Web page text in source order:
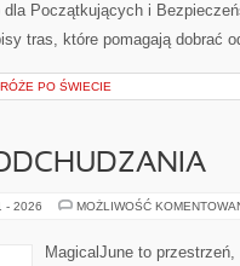
Początkujących i
tras, które pomagają dobrać
PO ŚWIECIE
- 2026 MOŻLIWOŚĆ
MagicalJune to